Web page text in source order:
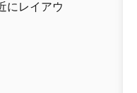
にレイアウ